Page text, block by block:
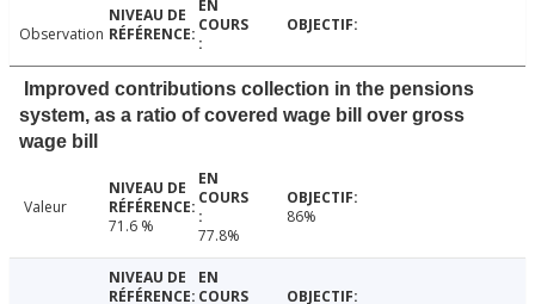
Observation
Improved contributions collection in the pensions
system, as a ratio of covered wage bill over gross
wage bill
Valeur
71.6 %
77.8%
86%